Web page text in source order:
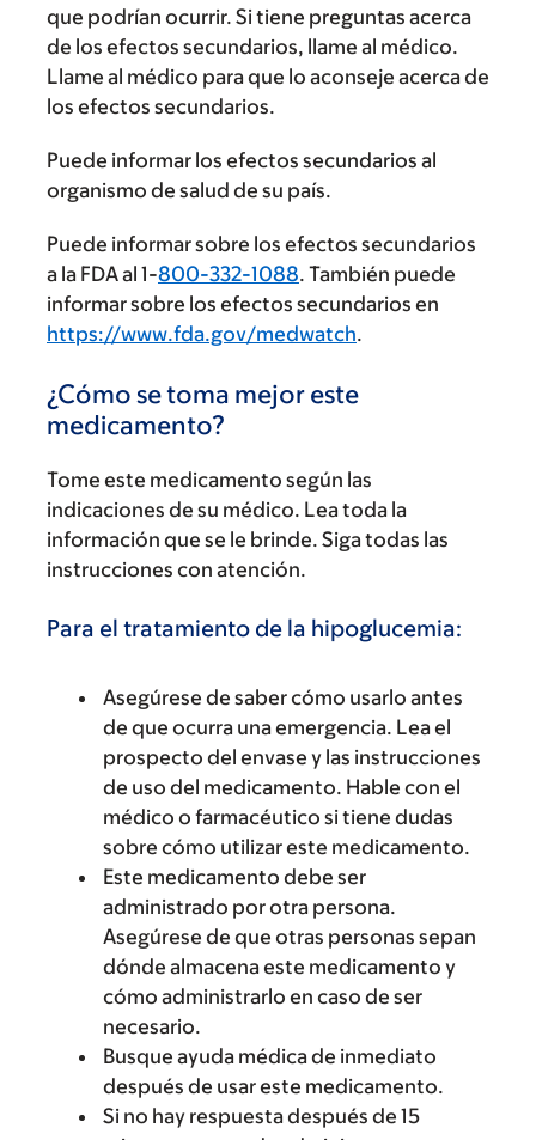
que podrían ocurrir. Si tiene preguntas acerca
de los efectos secundarios, llame al médico.
Llame al médico para que lo aconseje acerca de
los efectos secundarios.
Puede informar los efectos secundarios al
organismo de salud de su país.
Puede informar sobre los efectos secundarios
a la FDA al 1-800-332-1088. También puede
informar sobre los efectos secundarios en
https://www.fda.gov/medwatch.
¿Cómo se toma mejor este
medicamento?
Tome este medicamento según las
indicaciones de su médico. Lea toda la
información que se le brinde. Siga todas las
instrucciones con atención.
Para el tratamiento de la hipoglucemia:
Asegúrese de saber cómo usarlo antes
de que ocurra una emergencia. Lea el
prospecto del envase y las instrucciones
de uso del medicamento. Hable con el
médico o farmacéutico si tiene dudas
sobre cómo utilizar este medicamento.
Este medicamento debe ser
administrado por otra persona.
Asegúrese de que otras personas sepan
dónde almacena este medicamento y
cómo administrarlo en caso de ser
necesario.
Busque ayuda médica de inmediato
después de usar este medicamento.
Si no hay respuesta después de 15